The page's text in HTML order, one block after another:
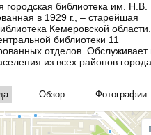
городская библиотека им. Н.В.
в 1929 г., – старейшая
Кемеровской
библиотеки 11
отделов. Обслуживает
из всех районов
Обзор Фотографии